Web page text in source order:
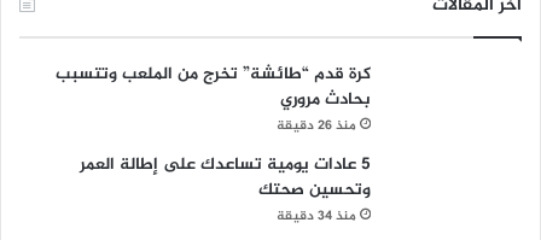
كرة قدم “طائشة” تخرج من الملعب وتتسبب
بحادث مروري
منذ 26 دقيقة
5 عادات يومية تساعدك على إطالة العمر
وتحسين صحتك
منذ 34 دقيقة